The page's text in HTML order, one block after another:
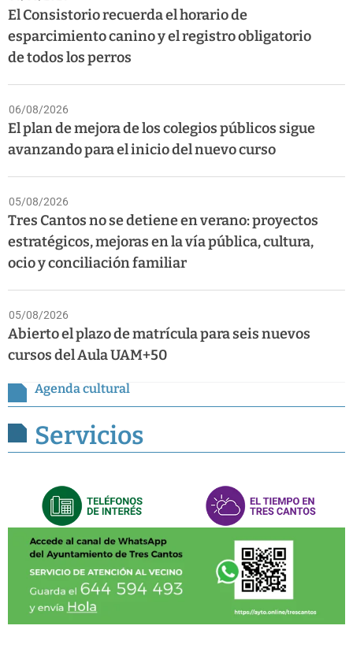
El Consistorio recuerda el horario de
esparcimiento canino y el registro obligatorio
de todos los perros
06/08/2026
El plan de mejora de los colegios públicos sigue
avanzando para el inicio del nuevo curso
05/08/2026
Tres Cantos no se detiene en verano: proyectos
estratégicos, mejoras en la vía pública, cultura,
ocio y conciliación familiar
05/08/2026
Abierto el plazo de matrícula para seis nuevos
cursos del Aula UAM+50
Agenda cultural
Servicios